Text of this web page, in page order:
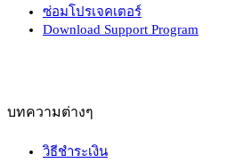
ซ่อมโปรเจคเตอร์
Download Support Program
บทความต่างๆ
วิธีชำระเงิน